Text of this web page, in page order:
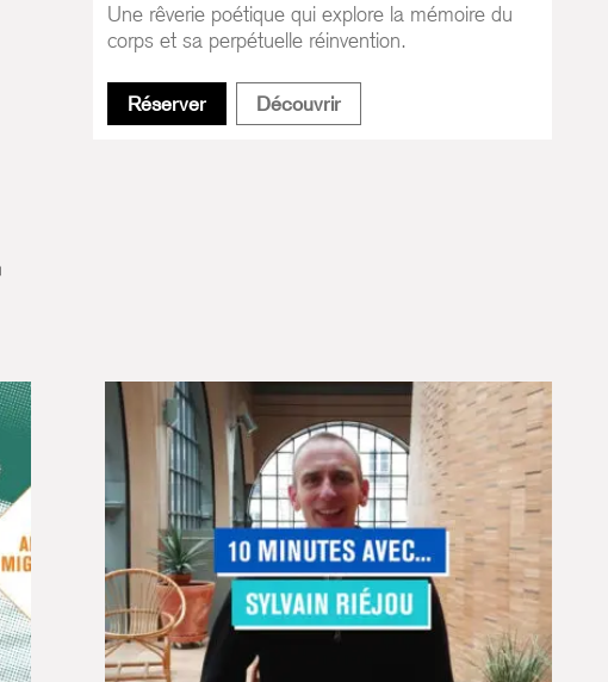
Une rêverie poétique qui explore la mémoire du
corps et sa perpétuelle réinvention.
RéserverUn cœur réduit à un point
DécouvrirUn cœur réduit à un point